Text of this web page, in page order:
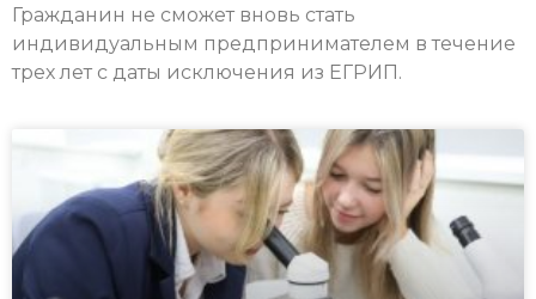
Гражданин не сможет вновь стать
индивидуальным предпринимателем в течение
трех лет с даты исключения из ЕГРИП.